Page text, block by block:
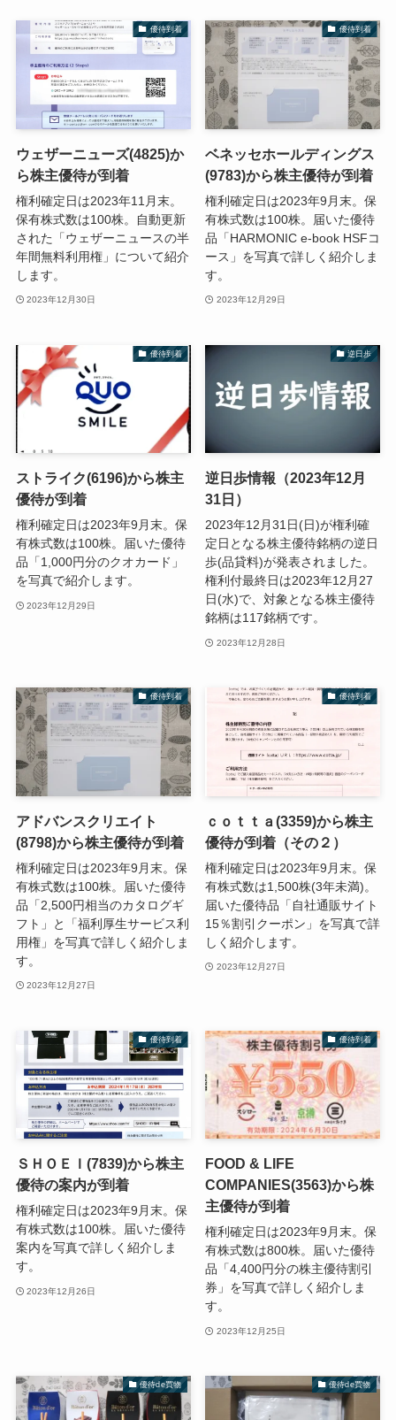
優待到着
ウェザーニューズ(4825)か
ら株主優待が到着
権利確定日は2023年11月末。
保有株式数は100株。自動更新
された「ウェザーニュースの半
年間無料利用権」について紹介
します。
2023年12月30日
優待到着
ベネッセホールディングス
(9783)から株主優待が到着
権利確定日は2023年9月末。保
有株式数は100株。届いた優待
品「HARMONIC e-book HSFコ
ース」を写真で詳しく紹介しま
す。
2023年12月29日
優待到着
ストライク(6196)から株主
優待が到着
権利確定日は2023年9月末。保
有株式数は100株。届いた優待
品「1,000円分のクオカード」
を写真で紹介します。
2023年12月29日
逆日歩
逆日歩情報（2023年12月
31日）
2023年12月31日(日)が権利確
定日となる株主優待銘柄の逆日
歩(品貸料)が発表されました。
権利付最終日は2023年12月27
日(水)で、対象となる株主優待
銘柄は117銘柄です。
2023年12月28日
優待到着
アドバンスクリエイト
(8798)から株主優待が到着
権利確定日は2023年9月末。保
有株式数は100株。届いた優待
品「2,500円相当のカタログギ
フト」と「福利厚生サービス利
用権」を写真で詳しく紹介しま
す。
2023年12月27日
優待到着
ｃｏｔｔａ(3359)から株主
優待が到着（その２）
権利確定日は2023年9月末。保
有株式数は1,500株(3年未満)。
届いた優待品「自社通販サイト
15％割引クーポン」を写真で詳
しく紹介します。
2023年12月27日
優待到着
ＳＨＯＥＩ(7839)から株主
優待の案内が到着
権利確定日は2023年9月末。保
有株式数は100株。届いた優待
案内を写真で詳しく紹介しま
す。
2023年12月26日
優待到着
FOOD & LIFE
COMPANIES(3563)から株
主優待が到着
権利確定日は2023年9月末。保
有株式数は800株。届いた優待
品「4,400円分の株主優待割引
券」を写真で詳しく紹介しま
す。
2023年12月25日
優待de買物 優待de買物